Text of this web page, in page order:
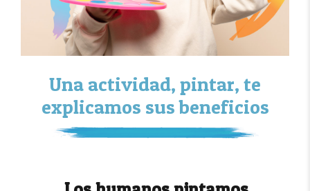
Una actividad, pintar, te
explicamos sus beneficios